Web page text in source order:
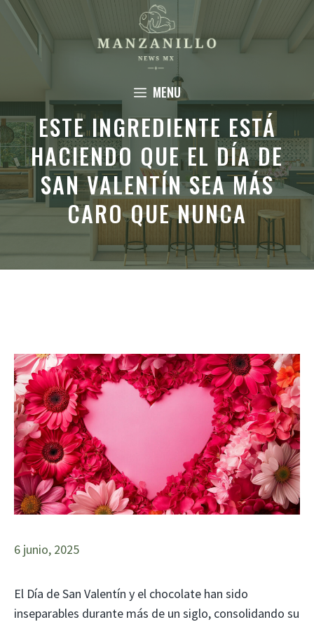
Saltar
contenido
MENU
ESTE INGREDIENTE ESTÁ
HACIENDO QUE EL DÍA DE
SAN VALENTÍN SEA MÁS
CARO QUE NUNCA
6 junio, 2025
El Día de San Valentín y el chocolate han sido
inseparables durante más de un siglo, consolidando su